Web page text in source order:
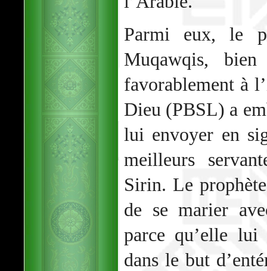
Parmi eux, le
Muqawqis,
favorablement à
Dieu (PBSL) a
lui envoyer en
meilleurs
Sirin. Le
de se marier
parce qu’elle lui
dans le but